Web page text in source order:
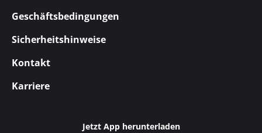
Geschäftsbedingungen
Sicherheitshinweise
Kontakt
Karriere
Jetzt App herunterladen